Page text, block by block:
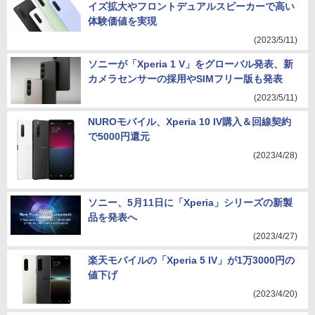
イズ拡大やフロントデュアルスピーカーで高い
体験価値を実現
(2023/5/11)
ソニーが「Xperia 1 V」をグローバル発表、新
カメラセンサーの採用やSIMフリー版も発表
(2023/5/11)
NUROモバイル、Xperia 10 IV購入＆回線契約
で5000円還元
(2023/4/28)
ソニー、5月11日に「Xperia」シリーズの新製
品を発表へ
(2023/4/27)
楽天モバイルの「Xperia 5 IV」が1万3000円の
値下げ
(2023/4/20)